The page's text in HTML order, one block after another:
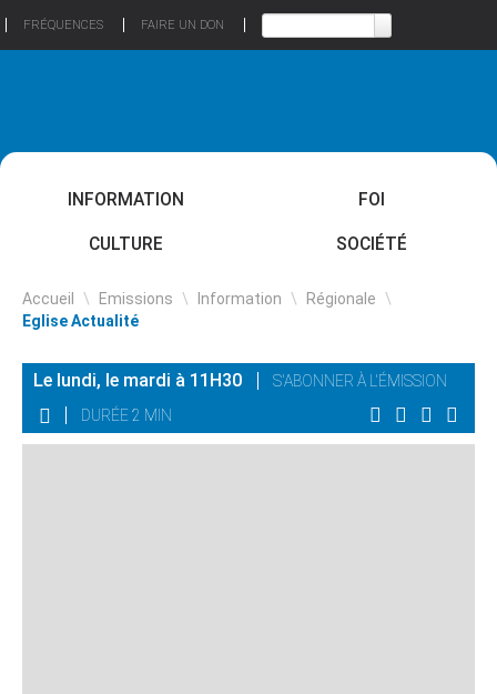
FRÉQUENCES FAIRE UN DON
INFORMATION FOI
CULTURE SOCIÉTÉ
Accueil \ Emissions \ Information \ Régionale \
Eglise Actualité
Le lundi, le mardi à 11H30
S'ABONNER À L'ÉMISSION
DURÉE 2 MIN